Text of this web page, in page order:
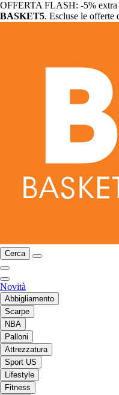
OFFERTA FLASH: -5%
BASKET5. Escluse le offerte
Cerca
Novità
Abbigliamento
Scarpe
NBA
Palloni
Attrezzatura
Sport US
Lifestyle
Fitness